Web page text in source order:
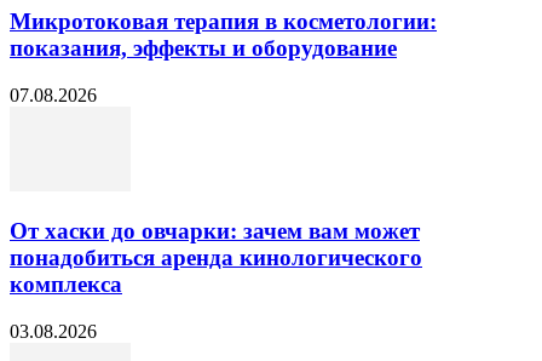
Микротоковая терапия в косметологии:
показания, эффекты и оборудование
07.08.2026
От хаски до овчарки: зачем вам может
понадобиться аренда кинологического
комплекса
03.08.2026